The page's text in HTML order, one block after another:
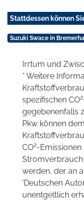
Stattdessen können
Suzuki Swace in
Irrtum und
* Weitere
spezifischen CO2
gegebenenfalls
Pkw können
CO2-
werden, der an
'Deutschen
unentgeltlich